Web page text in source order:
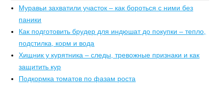
Муравьи захватили участок – как бороться с ними без
паники
Как подготовить брудер для индюшат до покупки – тепло,
подстилка, корм и вода
Хищник у курятника – следы, тревожные признаки и как
защитить кур
Подкормка томатов по фазам роста